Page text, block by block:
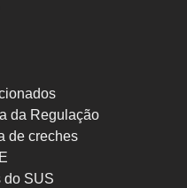
da Regulação
de creches
do SUS